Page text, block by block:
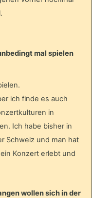
mal spielen
ich finde es auch
in
Ich habe bisher in
Schweiz und man hat
Konzert erlebt und
wollen sich in der